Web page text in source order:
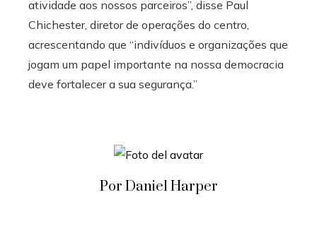
atividade aos nossos parceiros”, disse Paul
Chichester, diretor de operações do centro,
acrescentando que “indivíduos e organizações que
jogam um papel importante na nossa democracia
deve fortalecer a sua segurança.”
Por Daniel Harper